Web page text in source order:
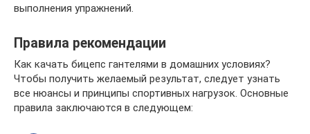
выполнения упражнений.
Правила рекомендации
Как качать бицепс гантелями в домашних условиях?
Чтобы получить желаемый результат, следует узнать
все нюансы и принципы спортивных нагрузок. Основные
правила заключаются в следующем: